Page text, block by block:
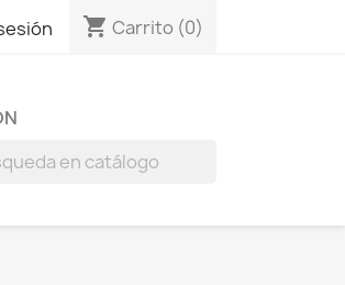
shopping_cart Carrito (0)